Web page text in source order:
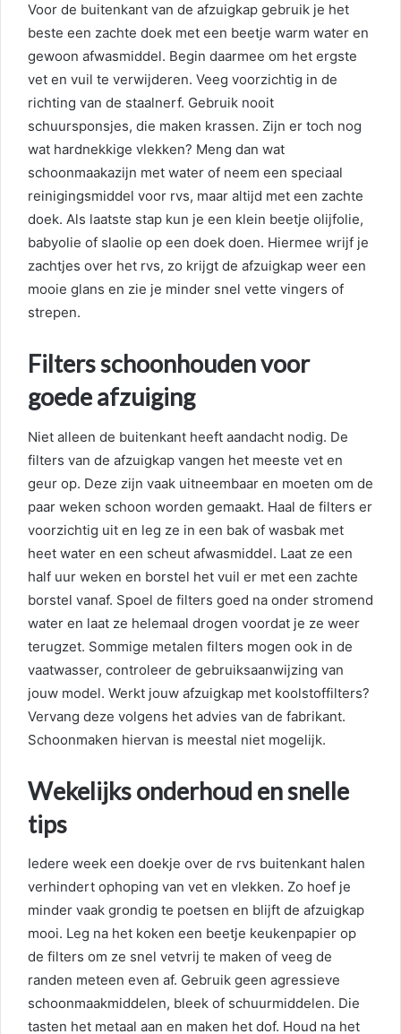
Voor de buitenkant van de afzuigkap gebruik je het
beste een zachte doek met een beetje warm water en
gewoon afwasmiddel. Begin daarmee om het ergste
vet en vuil te verwijderen. Veeg voorzichtig in de
richting van de staalnerf. Gebruik nooit
schuursponsjes, die maken krassen. Zijn er toch nog
wat hardnekkige vlekken? Meng dan wat
schoonmaakazijn met water of neem een speciaal
reinigingsmiddel voor rvs, maar altijd met een zachte
doek. Als laatste stap kun je een klein beetje olijfolie,
babyolie of slaolie op een doek doen. Hiermee wrijf je
zachtjes over het rvs, zo krijgt de afzuigkap weer een
mooie glans en zie je minder snel vette vingers of
strepen.
Filters schoonhouden voor
goede afzuiging
Niet alleen de buitenkant heeft aandacht nodig. De
filters van de afzuigkap vangen het meeste vet en
geur op. Deze zijn vaak uitneembaar en moeten om de
paar weken schoon worden gemaakt. Haal de filters er
voorzichtig uit en leg ze in een bak of wasbak met
heet water en een scheut afwasmiddel. Laat ze een
half uur weken en borstel het vuil er met een zachte
borstel vanaf. Spoel de filters goed na onder stromend
water en laat ze helemaal drogen voordat je ze weer
terugzet. Sommige metalen filters mogen ook in de
vaatwasser, controleer de gebruiksaanwijzing van
jouw model. Werkt jouw afzuigkap met koolstoffilters?
Vervang deze volgens het advies van de fabrikant.
Schoonmaken hiervan is meestal niet mogelijk.
Wekelijks onderhoud en snelle
tips
Iedere week een doekje over de rvs buitenkant halen
verhindert ophoping van vet en vlekken. Zo hoef je
minder vaak grondig te poetsen en blijft de afzuigkap
mooi. Leg na het koken een beetje keukenpapier op
de filters om ze snel vetvrij te maken of veeg de
randen meteen even af. Gebruik geen agressieve
schoonmaakmiddelen, bleek of schuurmiddelen. Die
tasten het metaal aan en maken het dof. Houd na het